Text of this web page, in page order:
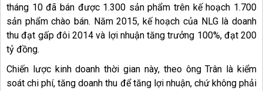
tháng 10 đã bán được 1.300 sản phẩm trên kế hoạch 1.700
sản phẩm chào bán. Năm 2015, kế hoạch của NLG là doanh
thu đạt gấp đôi 2014 và lợi nhuận tăng trưởng 100%, đạt 200
tỷ đồng.
Chiến lược kinh doanh thời gian này, theo ông Trân là kiểm
soát chi phí, tăng doanh thu để tăng lợi nhuận, chứ không phải